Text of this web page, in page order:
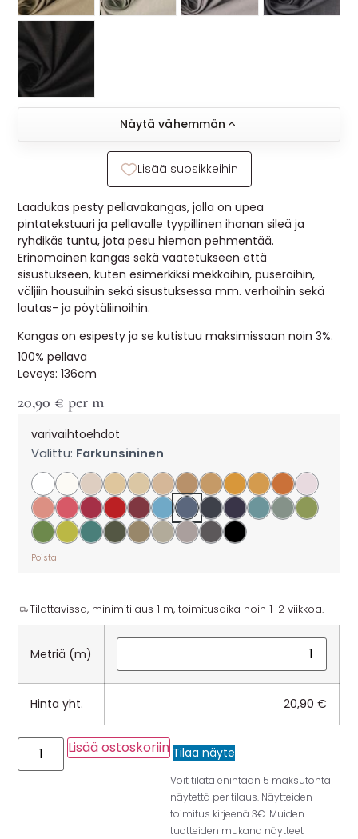
Laadukas pesty pellavakangas, jolla on upea
pintatekstuuri ja pellavalle tyypillinen ihanan sileä ja
ryhdikäs tuntu, jota pesu hieman pehmentää.
Erinomainen kangas sekä vaatetukseen että
sisustukseen, kuten esimerkiksi mekkoihin, puseroihin,
väljiin housuihin sekä sisustuksessa mm. verhoihin sekä
lautas- ja pöytäliinoihin.
Kangas on esipesty ja se kutistuu maksimissaan noin 3%.
100% pellava
Leveys: 136cm
20,90 € per m
varivaihtoehdot
Valittu: Farkunsininen
Poista
Tilattavissa, minimitilaus 1 m, toimitusaika noin 1-2 viikkoa.
Metriä (m)
Hinta yht. 20,90€
Lisää ostoskoriin Tilaa näyte
Voit tilata enintään 5 maksutonta
näytettä per tilaus. Näytteiden
toimitus kirjeenä 3€. Muiden
tuotteiden mukana näytteet
Näytä vähemmän
Lisää suosikkeihin